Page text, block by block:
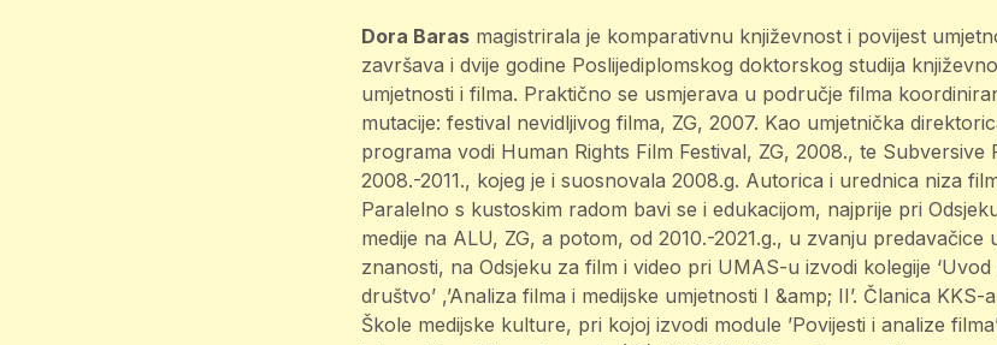
Dora Baras magistrirala je komparativnu književnost i povijest
završava i dvije godine Poslijediplomskog doktorskog studija
umjetnosti i filma. Praktično se usmjerava u područje filma
mutacije: festival nevidljivog filma, ZG, 2007. Kao umjetnička
programa vodi Human Rights Film Festival, ZG, 2008., te Subversive
2008.-2011., kojeg je i suosnovala 2008.g. Autorica i urednica niza
Paralelno s kustoskim radom bavi se i edukacijom, najprije pri
medije na ALU, ZG, a potom, od 2010.-2021.g., u zvanju
znanosti, na Odsjeku za film i video pri UMAS-u izvodi kolegije ‘Uvod
društvo’ ,’Analiza filma i medijske umjetnosti I &amp; II’. Članica
Škole medijske kulture, pri kojoj izvodi module ’Povijesti i analize